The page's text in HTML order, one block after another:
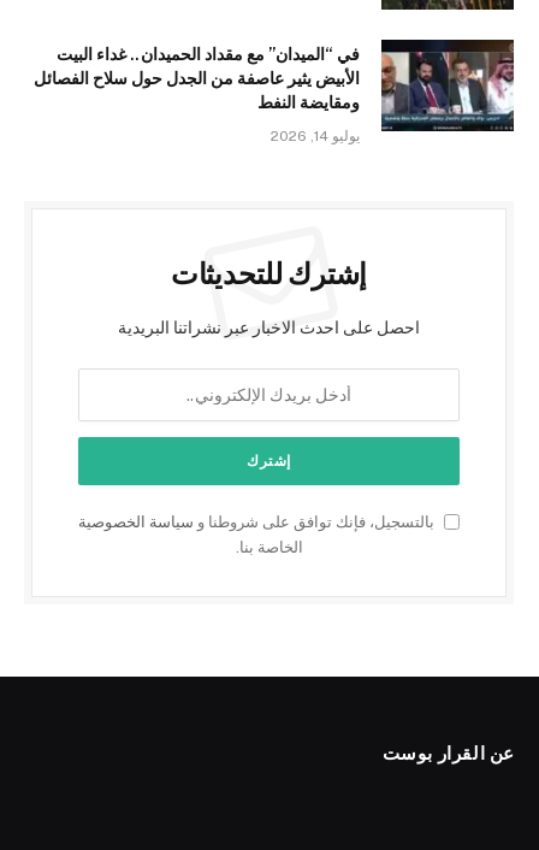
في “الميدان” مع مقداد الحميدان.. غداء البيت
الأبيض يثير عاصفة من الجدل حول سلاح الفصائل
ومقايضة النفط
يوليو 14, 2026
إشترك للتحديثات
احصل على احدث الاخبار عبر نشراتنا البريدية
بالتسجيل، فإنك توافق على شروطنا و سياسة الخصوصية
الخاصة بنا.
عن القرار بوست